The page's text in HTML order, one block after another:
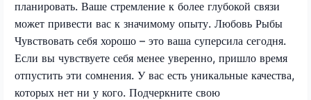
планировать. Ваше стремление к более глубокой связи
может привести вас к значимому опыту. Любовь Рыбы
Чувствовать себя хорошо – это ваша суперсила сегодня.
Если вы чувствуете себя менее уверенно, пришло время
отпустить эти сомнения. У вас есть уникальные качества,
которых нет ни у кого. Подчеркните свою